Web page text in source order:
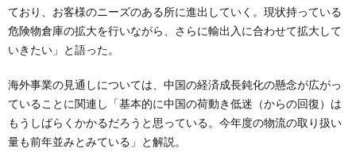
ており、お客様のニーズのある所に進出していく。現状持っている
危険物倉庫の拡大を行いながら、さらに輸出入に合わせて拡大して
いきたい」と語った。
海外事業の見通しについては、中国の経済成長鈍化の懸念が広がっ
ていることに関連し「基本的に中国の荷動き低迷（からの回復）は
もうしばらくかかるだろうと思っている。今年度の物流の取り扱い
量も前年並みとみている」と解説。